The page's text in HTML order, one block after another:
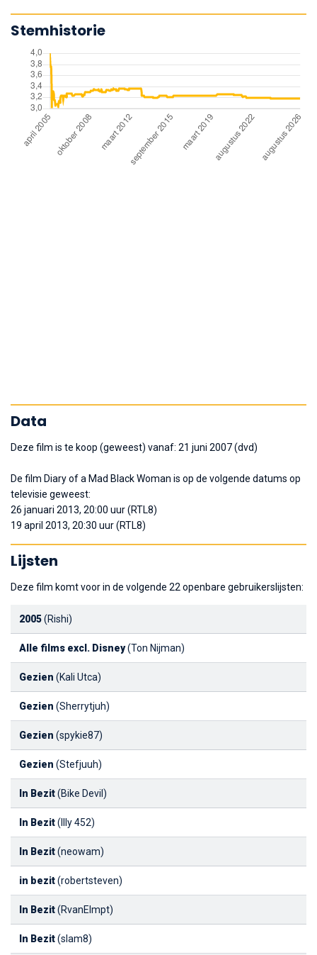
Stemhistorie
Data
Deze film is te koop (geweest) vanaf: 21 juni 2007 (dvd)
De film Diary of a Mad Black Woman is op de volgende datums op
televisie geweest:
26 januari 2013, 20:00 uur (RTL8)
19 april 2013, 20:30 uur (RTL8)
Lijsten
Deze film komt voor in de volgende 22 openbare gebruikerslijsten:
2005(Rishi)
Alle films excl. Disney(Ton Nijman)
Gezien (Kali Utca)
Gezien (Sherrytjuh)
Gezien (spykie87)
Gezien (Stefjuuh)
In Bezit(Bike Devil)
In Bezit(Illy 452)
In Bezit(neowam)
in bezit(robertsteven)
In Bezit(RvanElmpt)
In Bezit(slam8)